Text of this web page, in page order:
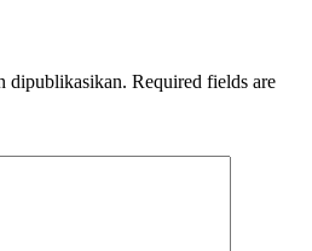
dipublikasikan. Required fields are